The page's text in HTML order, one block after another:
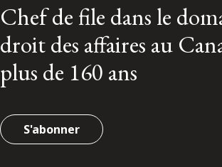
Chef de file dans le
droit des affaires au
plus de 160 ans
S'abonner